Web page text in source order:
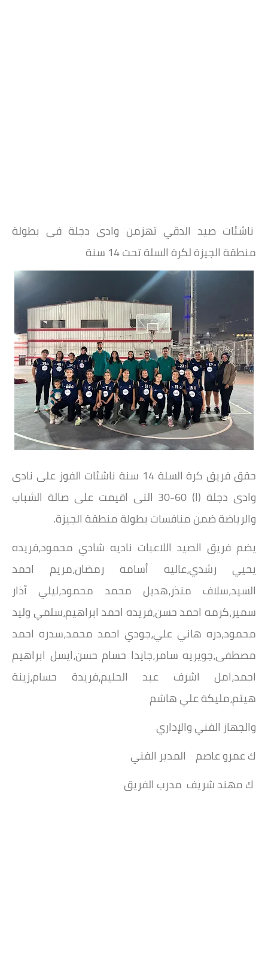
ناشئات صيد الدقي تهزمن وادى دجلة فى بطولة
منطقة الجيزة لكرة السلة تحت 14 سنة
حقق فريق كرة السلة 14 سنة ناشئات الفوز على نادى
وادى دجلة (ا) 60-30 التى اقيمت على صالة الشباب
والرياضة ضمن منافسات بطولة منطقة الجيزة.
يضم فريق الصيد اللاعبات ناديه شادي محمود،فريده
يحيي رشدي،عاليه أسامه رمضان،مريم احمد
السيد،سلاف منذر،هديل محمد محمود،ليلي آذار
سمير،كرمه احمد حسن،فريده احمد ابراهيم،سلمي وليد
محمود،دره هاني علي،جودي احمد محمد،سدره احمد
مصطفى،جويريه سامر،جايدا حسام حسن،ايسل ابراهيم
احمد،امل اشرف عبد الحليم،فريدة حسام،زينة
هيثم،مليكة علي هاشم
والجهاز الفني والإداري
ك عمرو عاصم المدير الفني
ك مهند شريف مدرب الفريق